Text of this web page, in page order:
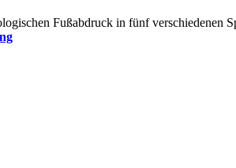
Fußabdruck in fünf verschiedenen